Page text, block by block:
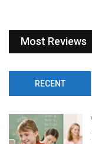
Most Reviews
RECENT